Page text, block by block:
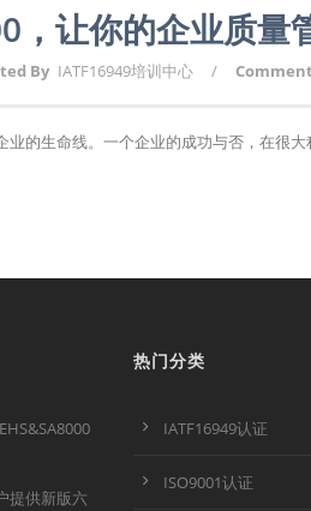
，让你的企业质量
By IATF16949培训中心 /
业的生命线。一个企业的成功与否，在很大
提供新版六
热门分类
IATF16949认证
ISO9001认证